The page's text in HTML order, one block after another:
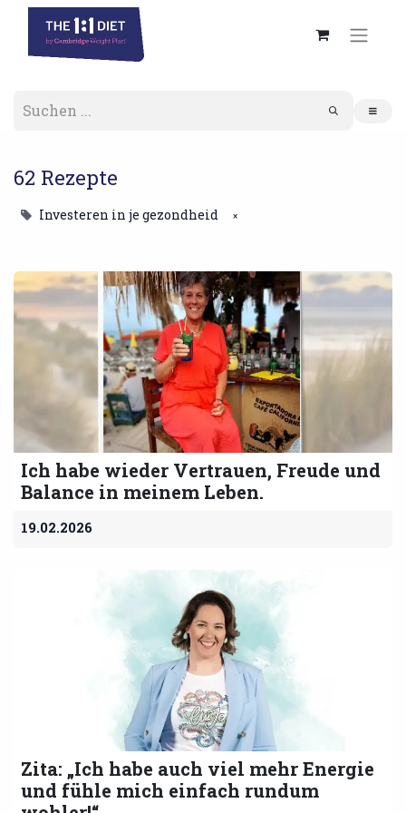
62 Rezepte
Investeren in je gezondheid ×
Ich habe wieder Vertrauen, Freude und
Balance in meinem Leben.
19.02.2026
Zita: „Ich habe auch viel mehr Energie
und fühle mich einfach rundum